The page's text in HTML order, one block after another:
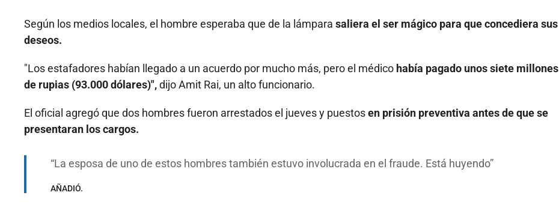
Según los medios locales, el hombre esperaba que de la lámpara saliera el ser mágico para que concediera sus
deseos.
"Los estafadores habían llegado a un acuerdo por mucho más, pero el médico había pagado unos siete millones
de rupias (93.000 dólares)",dijo Amit Rai, un alto funcionario.
El oficial agregó que dos hombres fueron arrestados el jueves y puestosen prisión preventiva antes de que se
presentaran los cargos.
La esposa de uno de estos hombres también estuvo involucrada en el fraude. Está huyendo
AÑADIÓ.